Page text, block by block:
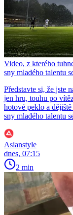
Video, z kterého
sny mladého talentu
Představte si, že jste
jen hru, touhu po
hotové peklo a
sny mladého talentu
Asianstyle
dnes, 07:15
2 min